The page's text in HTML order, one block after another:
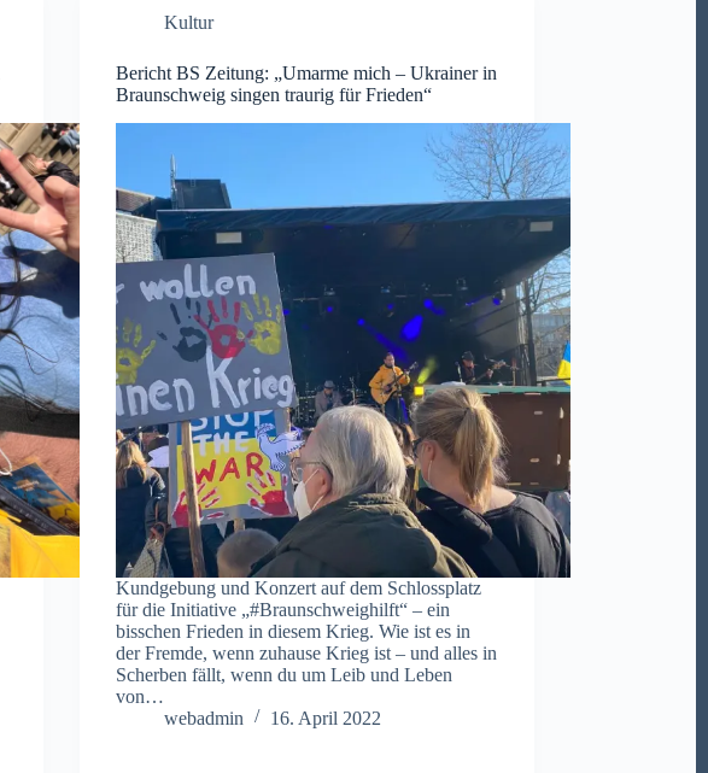
Kultur
Bericht BS Zeitung: „Umarme mich – Ukrainer in
Braunschweig singen traurig für Frieden“
Kundgebung und Konzert auf dem Schlossplatz
für die Initiative „#Braunschweighilft“ – ein
bisschen Frieden in diesem Krieg. Wie ist es in
der Fremde, wenn zuhause Krieg ist – und alles in
Scherben fällt, wenn du um Leib und Leben
von…
webadmin
16. April 2022